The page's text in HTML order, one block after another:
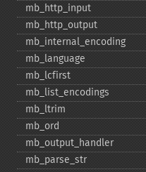
mb_​http_​input
mb_​http_​output
mb_​internal_​encoding
mb_​language
mb_​lcfirst
mb_​list_​encodings
mb_​ltrim
mb_​ord
mb_​output_​handler
mb_​parse_​str